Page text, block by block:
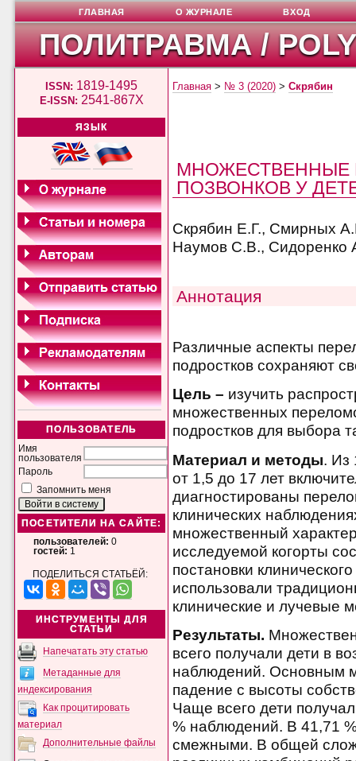
ПОЛИТРАВМА /
ISSN: 1819-1495
E-ISSN: 2541-867X
ЯЗЫК
ПОЛЬЗОВАТЕЛЬ
Имя
пользователя
Пароль
Запомнить меня
ПОСЕТИТЕЛИ НА САЙТЕ:
пользователей: 0
гостей: 1
ПОДЕЛИТЬСЯ СТАТЬЁЙ:
ИНСТРУМЕНТЫ ДЛЯ
СТАТЬИ
Напечатать эту статью
Метаданные для
индексирования
Как процитировать
материал
Дополнительные файлы
ГЛАВНАЯ О ЖУРНАЛЕ ВХОД
Главная > № 3 (2020) >Скрябин
МНОЖЕСТВЕННЫЕ
ПОЗВОНКОВ У
Скрябин Е.Г., Смирных
Наумов С.В., Сидоренко
Аннотация
Различные аспекты
подростков сохраняют
Цель – изучить
множественных
подростков для выбора
Материал и методы. Из
от 1,5 до 17 лет
диагностированы
клинических
множественный
исследуемой когорты
постановки
использовали
клинические и лучевые
Результаты.
всего получали дети в
наблюдений. Основным
падение с высоты
Чаще всего дети
% наблюдений. В 41,71
смежными. В общей